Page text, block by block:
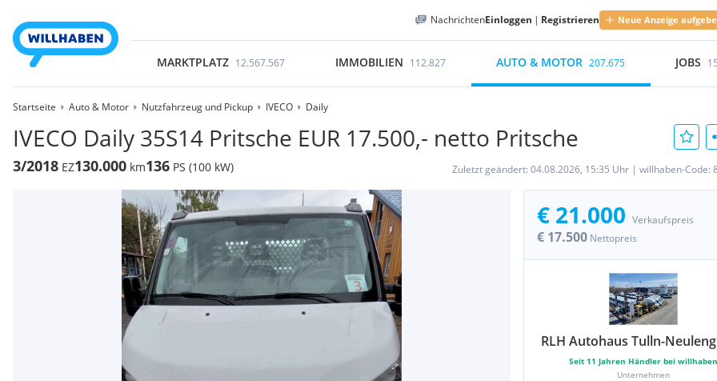
NachrichtenEinloggen | Registrieren Neue Anzeige
MARKTPLATZ 12.567.567 IMMOBILIEN 112.827 AUTO & MOTOR 207.675 JOBS
Startseite Auto & Motor Nutzfahrzeug und Pickup IVECO Daily
IVECO Daily 35S14 Pritsche EUR 17.500,- netto Pritsche
3/2018 EZ130.000 km136 PS (100 kW) Zuletzt geändert: 04.08.2026, 15:35 Uhr | willhaben-Code:
€ 21.000 Verkaufspreis
€ 17.500 Nettopreis
RLH Autohaus Tulln-
Seit 11 Jahren Händler bei willhaben
Unternehmen